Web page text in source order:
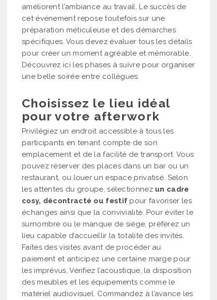
améliorent l’ambiance au travail. Le succès de
cet événement repose toutefois sur une
préparation méticuleuse et des démarches
spécifiques. Vous devez évaluer tous les détails
pour créer un moment agréable et mémorable.
Découvrez ici les phases à suivre pour organiser
une belle soirée entre collègues.
Choisissez le lieu idéal
pour votre afterwork
Privilégiez un endroit accessible à tous les
participants en tenant compte de son
emplacement et de la facilité de transport. Vous
pouvez réserver des places dans un bar ou un
restaurant, ou louer un espace privatisé. Selon
les attentes du groupe, sélectionnezun cadre
cosy, décontracté ou festif pour favoriser les
échanges ainsi que la convivialité. Pour éviter le
surnombre ou le manque de siège, préférez un
lieu capable d’accueillir la totalité des invités.
Faites des visites avant de procéder au
paiement et anticipez une certaine marge pour
les imprévus. Vérifiez l’acoustique, la disposition
des meubles et les équipements comme le
matériel audiovisuel. Commandez à l’avance les